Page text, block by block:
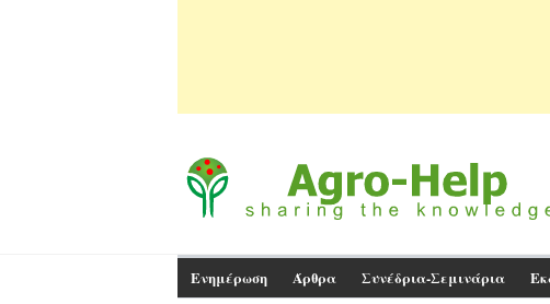
Ενημέρωση Άρθρα Συνέδρια-Σεμινάρια